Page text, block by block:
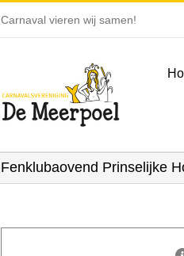
Carnaval vieren wij samen!
Fenklubaovend Prinselijke